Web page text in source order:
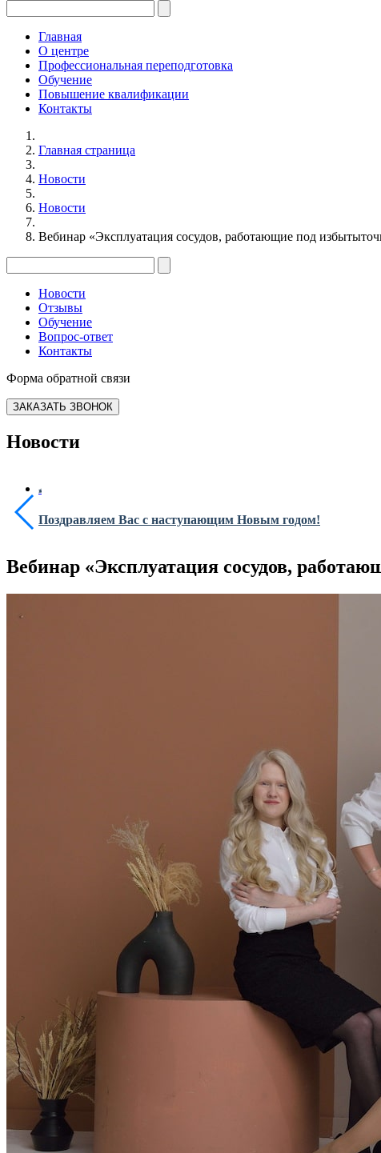
Главная
О центре
Профессиональная переподготовка
Обучение
Повышение квалификации
Контакты
Главная страница
Новости
Новости
Вебинар «Эксплуатация сосудов, работающие под
Новости
Отзывы
Обучение
Вопрос-ответ
Контакты
Форма обратной связи
ЗАКАЗАТЬ ЗВОНОК
Новости
Поздравляем Вас с наступающим Новым годом!
Вебинар «Эксплуатация сосудов,